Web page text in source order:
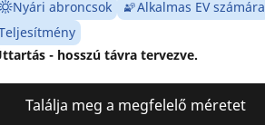
Nyári abroncsok
Alkalmas EV számára
- hosszú távra tervezve.
Találja meg a megfelelő méretet